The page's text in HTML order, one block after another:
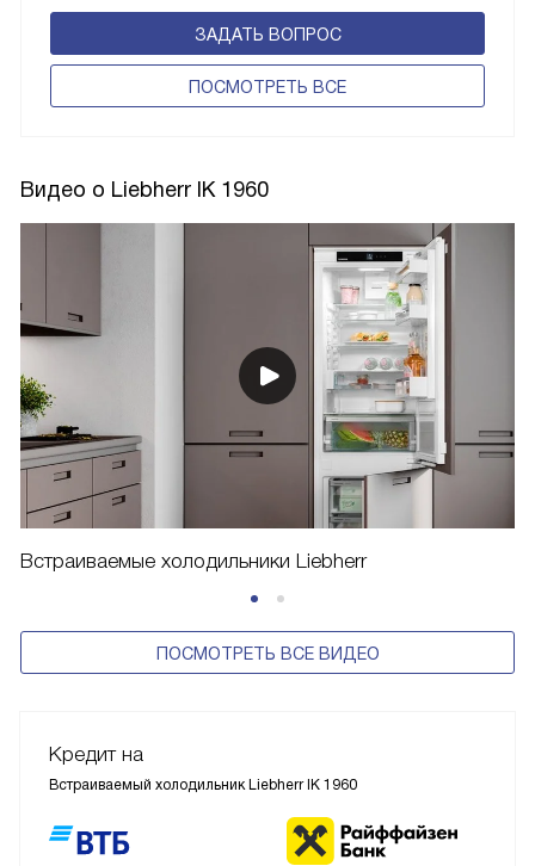
ЗАДАТЬ ВОПРОС
ПОCМОТРЕТЬ ВСЕ
Видео о Liebherr IK 1960
Встраиваемые холодильники Liebherr
ПОСМОТРЕТЬ ВСЕ ВИДЕО
Кредит на
Встраиваемый холодильник Liebherr IK 1960